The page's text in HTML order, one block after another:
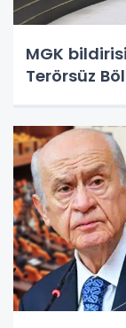
MGK
Terörsüz